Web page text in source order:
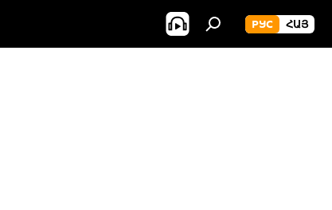
РУС ՀԱՅ